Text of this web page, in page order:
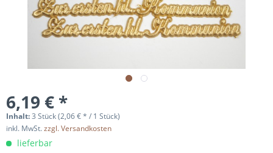
6,19 € *
Inhalt:3 Stück (2,06 € * / 1 Stück)
inkl. MwSt.zzgl. Versandkosten
lieferbar